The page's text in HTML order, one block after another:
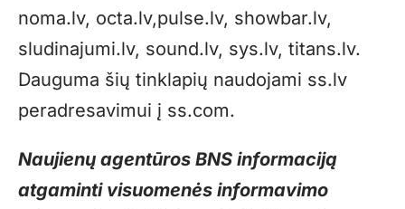
noma.lv, octa.lv,pulse.lv, showbar.lv,
sludinajumi.lv, sound.lv, sys.lv, titans.lv.
Dauguma šių tinklapių naudojami ss.lv
peradresavimui į ss.com.
Naujienų agentūros BNS informaciją
atgaminti visuomenės informavimo